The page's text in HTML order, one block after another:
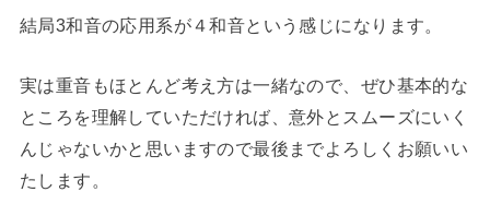
結局3和音の応用系が４和音という感じになります。
実は重音もほとんど考え方は一緒なので、ぜひ基本的な
ところを理解していただければ、意外とスムーズにいく
んじゃないかと思いますので最後までよろしくお願いい
たします。